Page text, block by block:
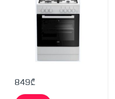
849₾